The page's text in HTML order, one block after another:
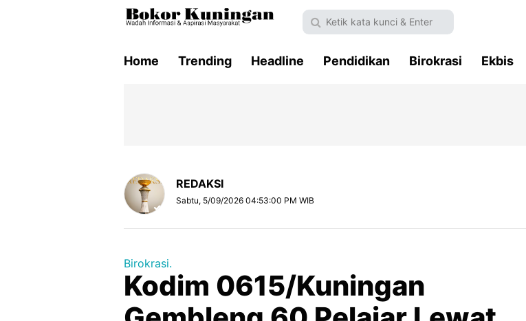
Home Trending Headline Pendidikan Birokrasi Ekbis
REDAKSI
Sabtu, 5/09/2026 04:53:00 PM WIB
Birokrasi.
Kodim 0615/Kuningan